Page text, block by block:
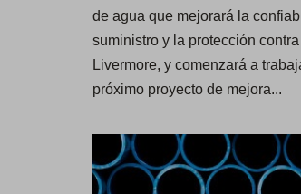
de agua que mejorará la
suministro y la protección
Livermore, y comenzará a
próximo proyecto de mejora...
Renovación de infraestructura en Mountain View